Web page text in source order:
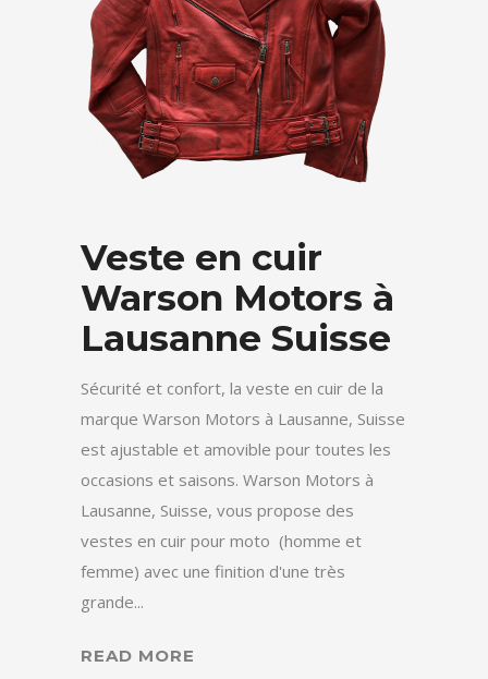
Veste en cuir
Warson Motors à
Lausanne Suisse
Sécurité et confort, la veste en cuir de la
marque Warson Motors à Lausanne, Suisse
est ajustable et amovible pour toutes les
occasions et saisons. Warson Motors à
Lausanne, Suisse, vous propose des
vestes en cuir pour moto (homme et
femme) avec une finition d'une très
grande...
READ MORE